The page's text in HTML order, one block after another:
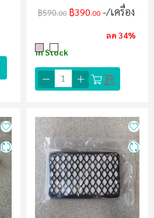
฿590.00 ฿390.00 /เครื่อง
In Stock
ลด 34%